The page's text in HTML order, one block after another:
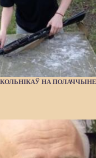
НА ПОЛАЧЧЫНЕ